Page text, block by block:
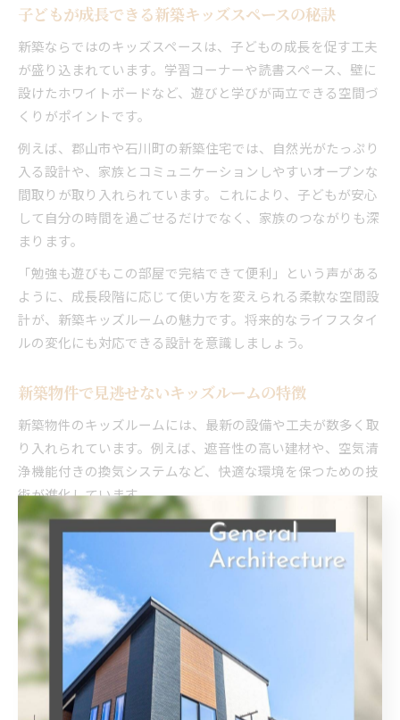
子どもが成長できる新築キッズスペースの秘訣
新築ならではのキッズスペースは、子どもの成長を促す工夫
が盛り込まれています。学習コーナーや読書スペース、壁に
設けたホワイトボードなど、遊びと学びが両立できる空間づ
くりがポイントです。
例えば、郡山市や石川町の新築住宅では、自然光がたっぷり
入る設計や、家族とコミュニケーションしやすいオープンな
間取りが取り入れられています。これにより、子どもが安心
して自分の時間を過ごせるだけでなく、家族のつながりも深
まります。
「勉強も遊びもこの部屋で完結できて便利」という声がある
ように、成長段階に応じて使い方を変えられる柔軟な空間設
計が、新築キッズルームの魅力です。将来的なライフスタイ
ルの変化にも対応できる設計を意識しましょう。
新築物件で見逃せないキッズルームの特徴
新築物件のキッズルームには、最新の設備や工夫が数多く取
り入れられています。例えば、遮音性の高い建材や、空気清
浄機能付きの換気システムなど、快適な環境を保つための技
術が進化しています。
また、郡山市や石川町では、地域の子育て支援策と連携した
住まいづくりも進んでおり、保育園や公園へのアクセスの良
さも新築住宅選びのポイントとなります。キッズルームから
庭やテラスに直接出られる設計も人気です。
「外遊びと室内遊びの切り替えがしやすい」といった実際の
利用者の意見も参考になります。新築ならではの快適性と機
能性を兼ね備えたキッズルームの特徴を把握し、家族のニー
ズに合った物件を選びましょう。